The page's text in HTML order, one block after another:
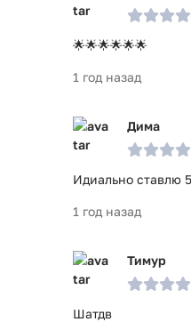
🌟🌟🌟🌟🌟🌟
1 год назад
Дима
Идиально ставлю
1 год назад
Тимур
Шатдв